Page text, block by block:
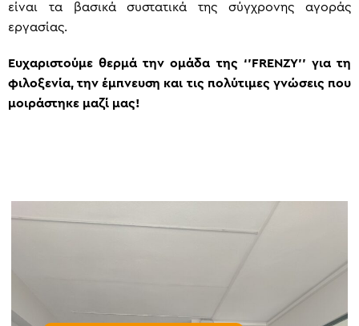
είναι τα βασικά συστατικά της σύγχρονης αγοράς
εργασίας.
Ευχαριστούμε θερμά την ομάδα της ‘’FRENZY’’ για τη
φιλοξενία, την έμπνευση και τις πολύτιμες γνώσεις που
μοιράστηκε μαζί μας!